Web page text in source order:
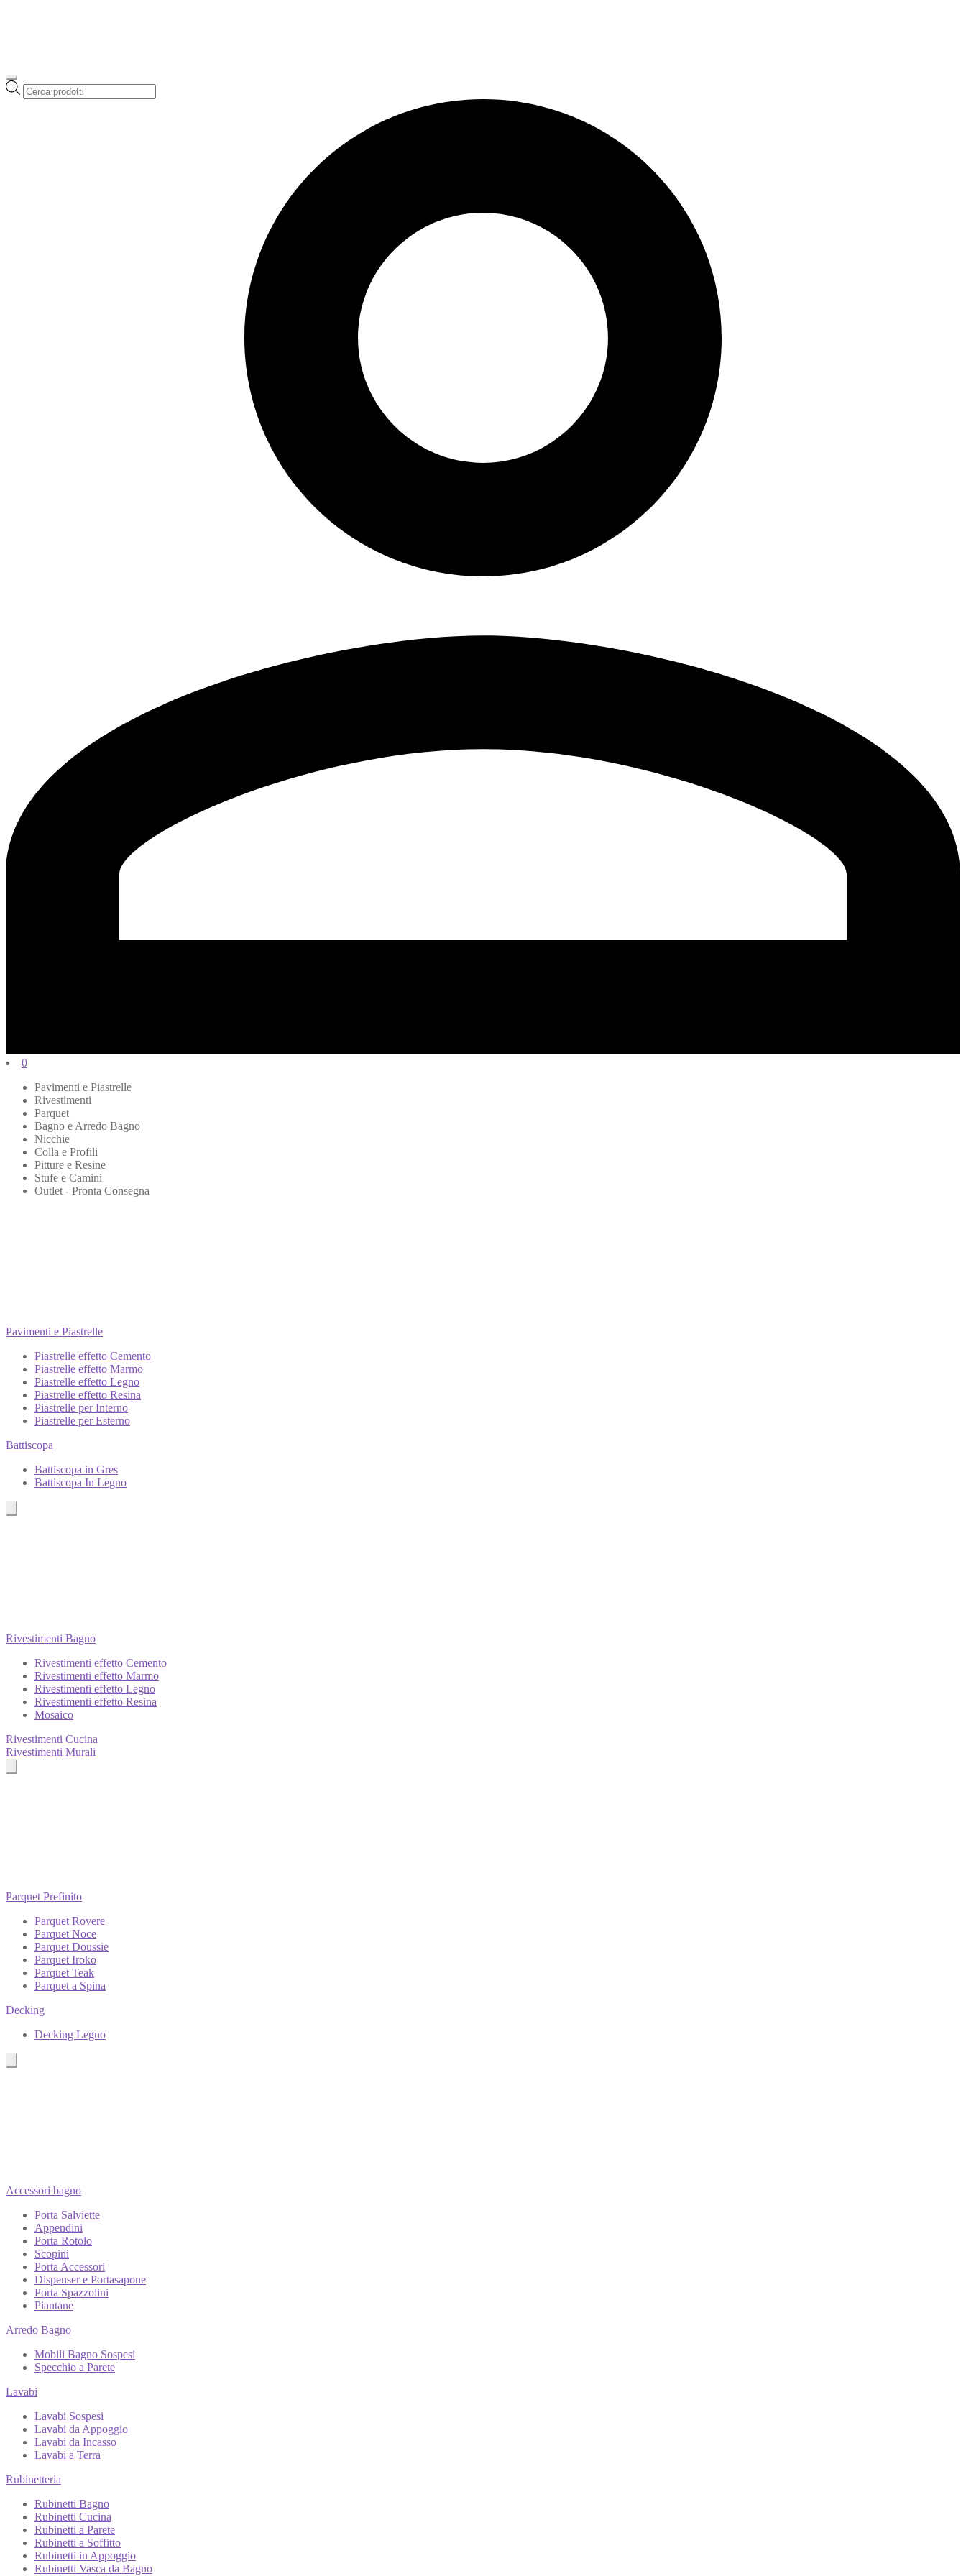
Ricerca
prodotti
0
Pavimenti e Piastrelle
Rivestimenti
Parquet
Bagno e Arredo Bagno
Nicchie
Colla e Profili
Pitture e Resine
Stufe e Camini
Outlet - Pronta Consegna
Pavimenti e Piastrelle
Piastrelle effetto Cemento
Piastrelle effetto Marmo
Piastrelle effetto Legno
Piastrelle effetto Resina
Piastrelle per Interno
Piastrelle per Esterno
Battiscopa
Battiscopa in Gres
Battiscopa In Legno
Rivestimenti Bagno
Rivestimenti effetto Cemento
Rivestimenti effetto Marmo
Rivestimenti effetto Legno
Rivestimenti effetto Resina
Mosaico
Rivestimenti Cucina
Rivestimenti Murali
Parquet Prefinito
Parquet Rovere
Parquet Noce
Parquet Doussie
Parquet Iroko
Parquet Teak
Parquet a Spina
Decking
Decking Legno
Accessori bagno
Porta Salviette
Appendini
Porta Rotolo
Scopini
Porta Accessori
Dispenser e Portasapone
Porta Spazzolini
Piantane
Arredo Bagno
Mobili Bagno Sospesi
Specchio a Parete
Lavabi
Lavabi Sospesi
Lavabi da Appoggio
Lavabi da Incasso
Lavabi a Terra
Rubinetteria
Rubinetti Bagno
Rubinetti Cucina
Rubinetti a Parete
Rubinetti a Soffitto
Rubinetti in Appoggio
Rubinetti Vasca da Bagno